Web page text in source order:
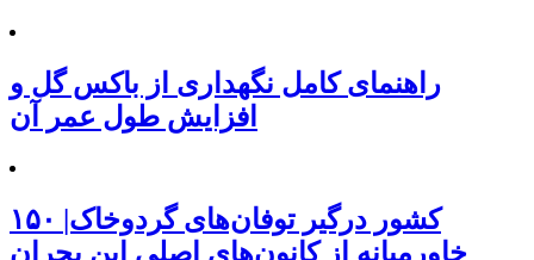
راهنمای کامل نگهداری از باکس گل و
افزایش طول عمر آن
۱۵۰ کشور درگیر توفان‌های گردوخاک|
خاورمیانه از کانون‌های اصلی این بحران